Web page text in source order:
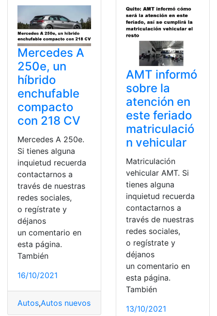
Mercedes A
250e, un
híbrido
enchufable
compacto
con 218 CV
Mercedes A 250e.
Si tienes alguna
inquietud recuerda
contactarnos a
través de nuestras
redes sociales,
o regístrate y
déjanos
un comentario en
esta página.
También
16/10/2021
Autos,Autos nuevos
AMT informó
sobre la
atención en
este feriado
matriculació
n vehicular
Matriculación
vehicular AMT. Si
tienes alguna
inquietud recuerda
contactarnos a
través de nuestras
redes sociales,
o regístrate y
déjanos
un comentario en
esta página.
También
13/10/2021